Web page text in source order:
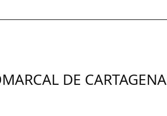
DE CARTAGENA